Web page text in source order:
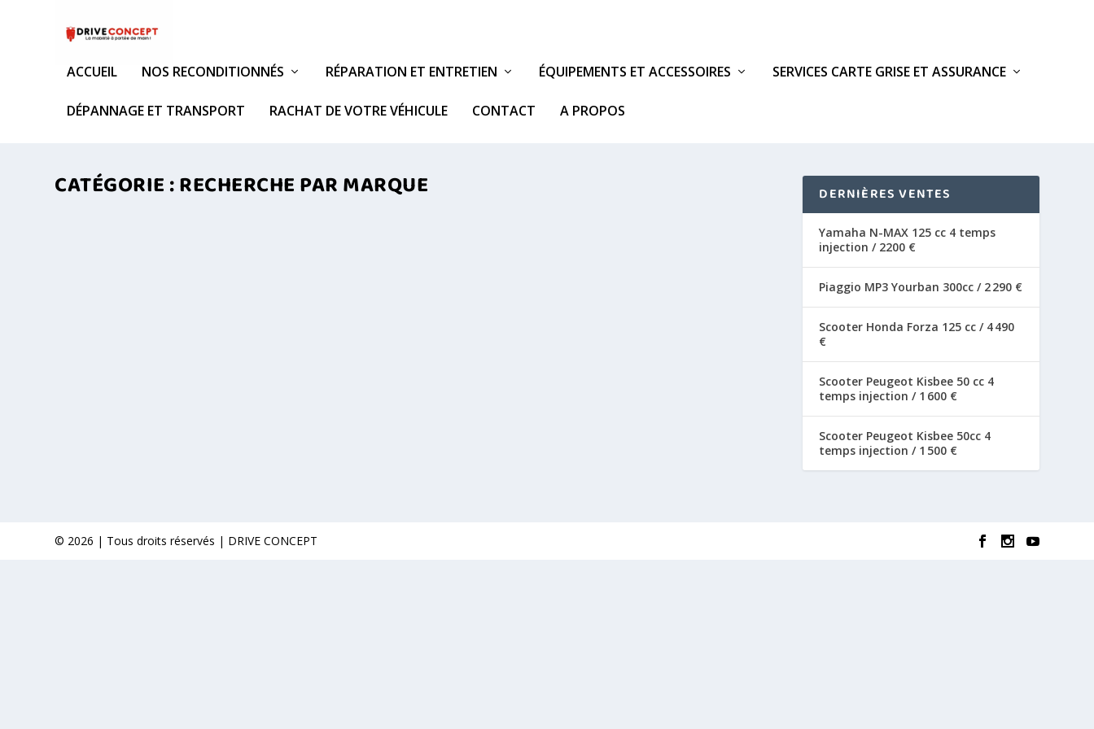
ACCUEIL NOS RECONDITIONNÉS RÉPARATION ET ENTRETIEN ÉQUIPEMENTS ET ACCESSOIRES SERVICES CARTE GRISE ET ASSURANCE
DÉPANNAGE ET TRANSPORT RACHAT DE VOTRE VÉHICULE CONTACT A PROPOS
CATÉGORIE :RECHERCHE PAR MARQUE DERNIÈRES VENTES
Yamaha N-MAX 125 cc 4 temps
injection / 2200 €
Piaggio MP3 Yourban 300cc / 2 290 €
Scooter Honda Forza 125 cc / 4 490
€
Scooter Peugeot Kisbee 50 cc 4
temps injection / 1 600 €
Scooter Peugeot Kisbee 50cc 4
temps injection / 1 500 €
© 2026 | Tous droits réservés | DRIVE CONCEPT